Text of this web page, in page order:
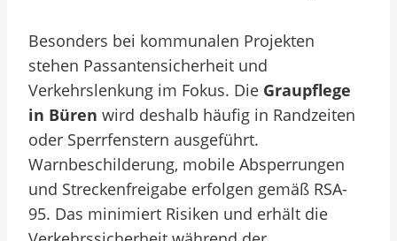
Besonders bei kommunalen Projekten
stehen Passantensicherheit und
Verkehrslenkung im Fokus. Die Graupflege
in Büren wird deshalb häufig in Randzeiten
oder Sperrfenstern ausgeführt.
Warnbeschilderung, mobile Absperrungen
und Streckenfreigabe erfolgen gemäß RSA-
95. Das minimiert Risiken und erhält die